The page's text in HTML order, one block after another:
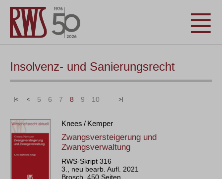
Insolvenz- und Sanierungsrecht
|< < 5 6 7 8 9 10 >|
Knees / Kemper
Zwangsversteigerung und
Zwangsverwaltung
RWS-Skript 316
3., neu bearb. Aufl. 2021
Brosch. 450 Seiten